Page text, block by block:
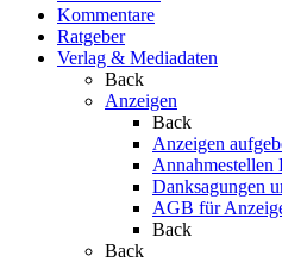
Kommentare
Ratgeber
Verlag & Mediadaten
Back
Anzeigen
Back
Anzeigen
Annahmestellen
Danksagungen
AGB für
Back
Back